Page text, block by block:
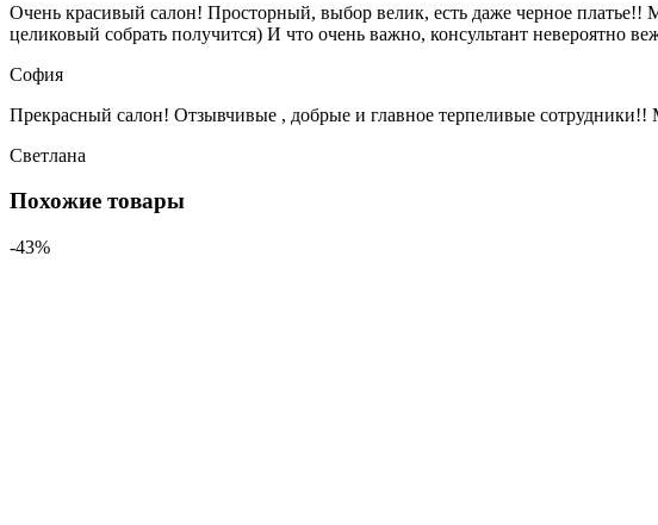
Очень красивый салон! Просторный, выбор велик, есть даже черное
целиковый собрать получится) И что очень важно, консультант невероятно
София
Прекрасный салон! Отзывчивые , добрые и главное терпеливые
Светлана
Похожие товары
-43%